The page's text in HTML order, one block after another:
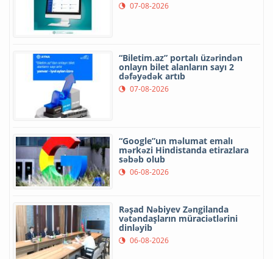
07-08-2026
“Biletim.az” portalı üzərindən
onlayn bilet alanların sayı 2
dəfəyədək artıb
07-08-2026
“Google”un məlumat emalı
mərkəzi Hindistanda etirazlara
səbəb olub
06-08-2026
Rəşad Nəbiyev Zəngilanda
vətəndaşların müraciətlərini
dinləyib
06-08-2026